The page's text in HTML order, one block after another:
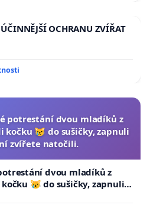
ÚČINNĚJŠÍ OCHRANU ZVÍŘAT
potrestání dvou mladíků z
😿 do sušičky, zapnuli
zvířete natočili.
dvou mladíků z
😿 do sušičky, zapnuli ji